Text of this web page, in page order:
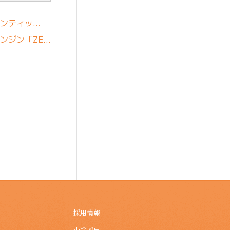
ティッ…
ジン「ZE…
採用情報